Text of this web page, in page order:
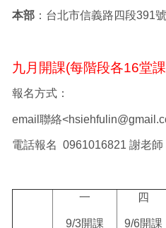
本部 ：台北市信義路四段391
九月開課(每階段各16堂
報名方式：
email聯絡<
電話報名 0961016821 謝老師
一
9/3開課
四
9/6開課